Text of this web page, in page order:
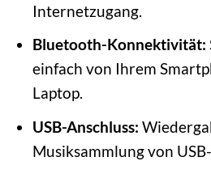
Internetzugang.
Bluetooth-Konnektivität:
einfach von Ihrem
Laptop.
USB-Anschluss:
Musiksammlung von